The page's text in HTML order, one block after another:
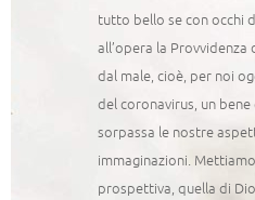
tutto bello se con occhi
all’opera la Provvidenza
dal male, cioè, per noi
del coronavirus, un
sorpassa le nostre
immaginazioni.
prospettiva, quella di